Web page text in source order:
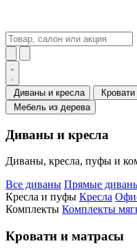
Диваны и кресла
Мебель из дерева
Диваны и кресла
Диваны, кресла, пуфы и
Все диваны Прямые
Кресла и пуфы Кресла
Комплекты Комплекты
Кровати и матрасы